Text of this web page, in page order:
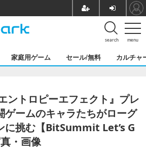
menu
search
家庭用ゲーム セール/無料 カルチャ
ントロピーエフェクト』プレ
ゲームのキャラたちがローグ
に挑む【BitSummit Let’s G
・画像